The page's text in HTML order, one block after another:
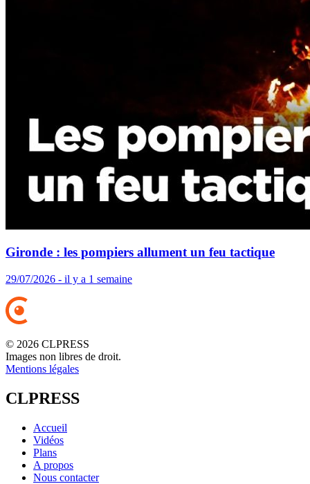
Gironde : les pompiers allument un feu tactique
29/07/2026 - il y a 1 semaine
© 2026 CLPRESS
Images non libres de droit.
Mentions légales
CLPRESS
Accueil
Vidéos
Plans
A propos
Nous contacter